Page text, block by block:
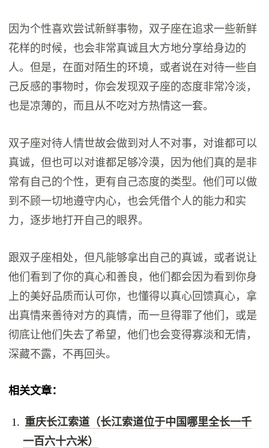
因为个性喜欢尝试新鲜事物，双子座在追求一些新鲜
花样的时候，也会非常真诚且大方地分享给身边的
人。但是，在面对陌生的环境，或者说在对待一些自
己反感的事物时，你会发现双子座的态度非常冷淡，
也是凉薄的，而且从不吃对方热情这一套。
双子座对待人情世故会做到对人不对事，对谁都可以
真诚，但也可以对谁都足够冷漠，因为他们真的是非
常有自己的个性，更有自己态度的类型。他们可以做
到不顾一切地遵守内心，也会凭借个人的能力和实
力，逐步地打开自己的眼界。
跟双子座相处，但凡能够拿出自己的真诚，或者说让
他们看到了你的真心和善良，他们都会因为看到你身
上的美好品质而认可你，也懂得以真心回馈真心，拿
出真情来善待对方的真情，而一旦得罪了他们，或是
彻底让他们失去了希望，他们也会变得寡淡和无情，
深藏不露，不再回头。
相关文章：
重庆长江索道（长江索道位于中国哪里全长一千
一百六十六米）